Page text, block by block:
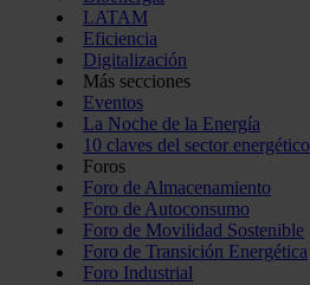
LATAM
Eficiencia
Digitalización
Más secciones
Eventos
La Noche de la Energía
10 claves del sector energético
Foros
Foro de Almacenamiento
Foro de Autoconsumo
Foro de Movilidad Sostenible
Foro de Transición Energética
Foro Industrial